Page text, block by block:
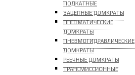
ПОДКАТНЫЕ
ЗАЦЕПНЫЕ ДОМКРАТЫ
ПНЕВМАТИЧЕСКИЕ
ДОМКРАТЫ
ПНЕВМОГИДРАВЛИЧЕСКИЕ
ДОМКРАТЫ
РЕЕЧНЫЕ ДОМКРАТЫ
ТРАНСМИССИОННЫЕ